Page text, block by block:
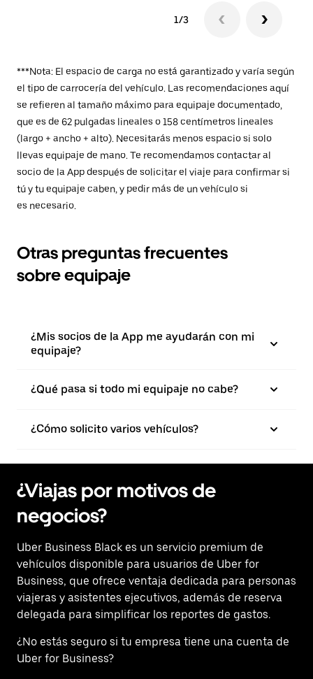
1/3
***Nota: El espacio de carga no está garantizado y varía según
el tipo de carrocería del vehículo. Las recomendaciones aquí
se refieren al tamaño máximo para equipaje documentado,
que es de 62 pulgadas lineales o 158 centímetros lineales
(largo + ancho + alto). Necesitarás menos espacio si solo
llevas equipaje de mano. Te recomendamos contactar al
socio de la App después de solicitar el viaje para confirmar si
tú y tu equipaje caben, y pedir más de un vehículo si
es necesario.
Otras preguntas frecuentes
sobre equipaje
¿Mis socios de la App me ayudarán con mi
equipaje?
¿Qué pasa si todo mi equipaje no cabe?
¿Cómo solicito varios vehículos?
¿Viajas por motivos de
negocios?
Uber Business Black es un servicio premium de
vehículos disponible para usuarios de Uber for
Business, que ofrece ventaja dedicada para personas
viajeras y asistentes ejecutivos, además de reserva
delegada para simplificar los reportes de gastos.
¿No estás seguro si tu empresa tiene una cuenta de
Uber for Business?